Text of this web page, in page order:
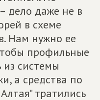
дело даже не в
в схеме
Нам нужно ее
профильные
системы
а средства по
тратились